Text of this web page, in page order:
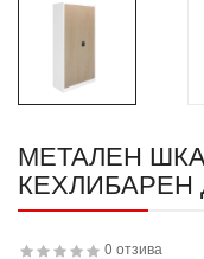
МЕТАЛЕН
КЕХЛИБАРЕН
0 отзива